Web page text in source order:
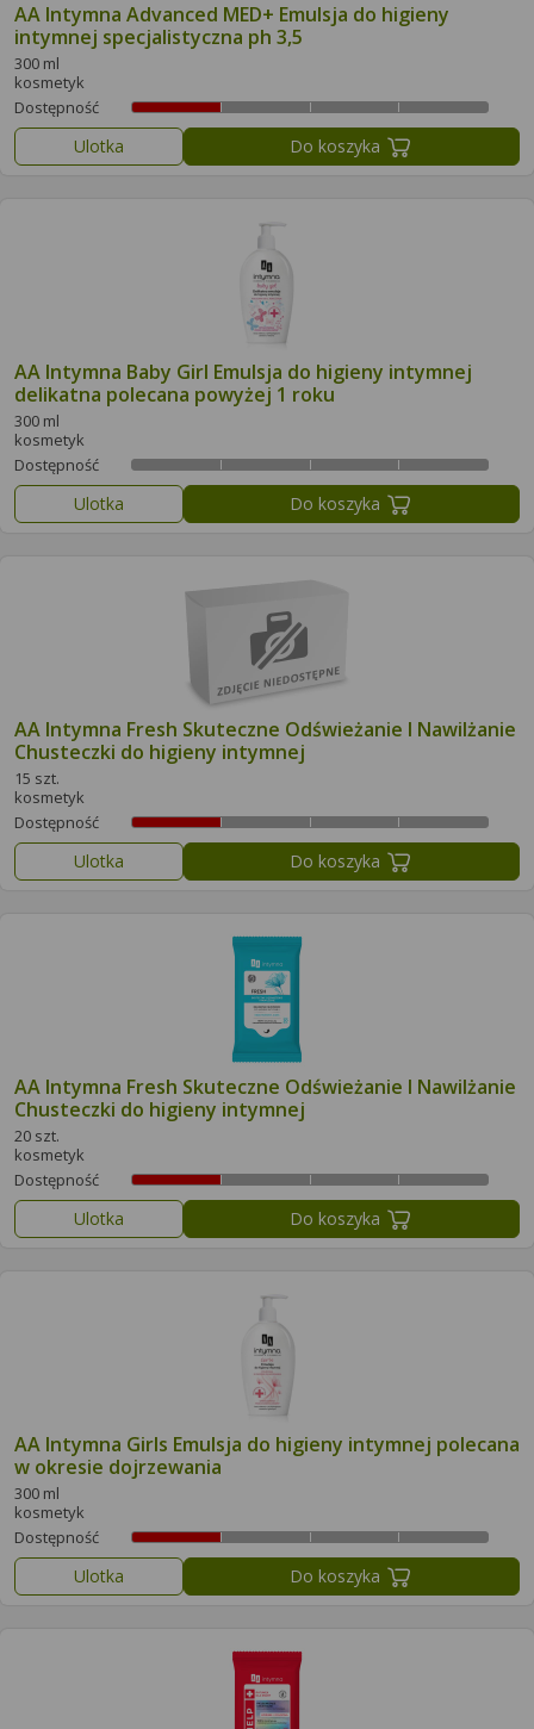
AA Intymna Advanced MED+ Emulsja do higieny
intymnej specjalistyczna ph 3,5
300 ml
kosmetyk
Dostępność
Ulotka Do koszyka
AA Intymna Baby Girl Emulsja do higieny intymnej
delikatna polecana powyżej 1 roku
300 ml
kosmetyk
Dostępność
Ulotka Do koszyka
AA Intymna Fresh Skuteczne Odświeżanie I Nawilżanie
Chusteczki do higieny intymnej
15 szt.
kosmetyk
Dostępność
Ulotka Do koszyka
AA Intymna Fresh Skuteczne Odświeżanie I Nawilżanie
Chusteczki do higieny intymnej
20 szt.
kosmetyk
Dostępność
Ulotka Do koszyka
AA Intymna Girls Emulsja do higieny intymnej polecana
w okresie dojrzewania
300 ml
kosmetyk
Dostępność
Ulotka Do koszyka